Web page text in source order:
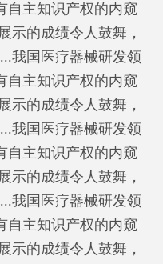
自主知识产权的内窥
示的成绩令人鼓舞，
我国医疗器械研发领
自主知识产权的内窥
示的成绩令人鼓舞，
我国医疗器械研发领
自主知识产权的内窥
示的成绩令人鼓舞，
我国医疗器械研发领
自主知识产权的内窥
示的成绩令人鼓舞，